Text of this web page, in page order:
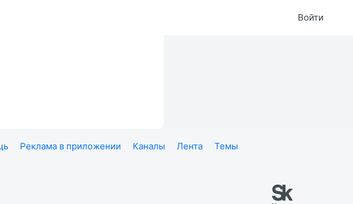
Войти
Реклама в приложении Каналы Лента
Темы